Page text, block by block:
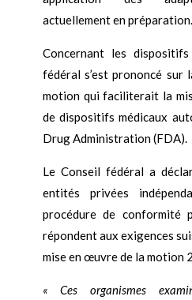
actuellement en préparation.
Concernant les
fédéral s’est prononcé sur
motion qui faciliterait la
de dispositifs médicaux
Drug Administration (FDA).
Le Conseil fédéral a
entités privées
procédure de conformité
répondent aux exigences
mise en œuvre de la motion
« Ces organismes